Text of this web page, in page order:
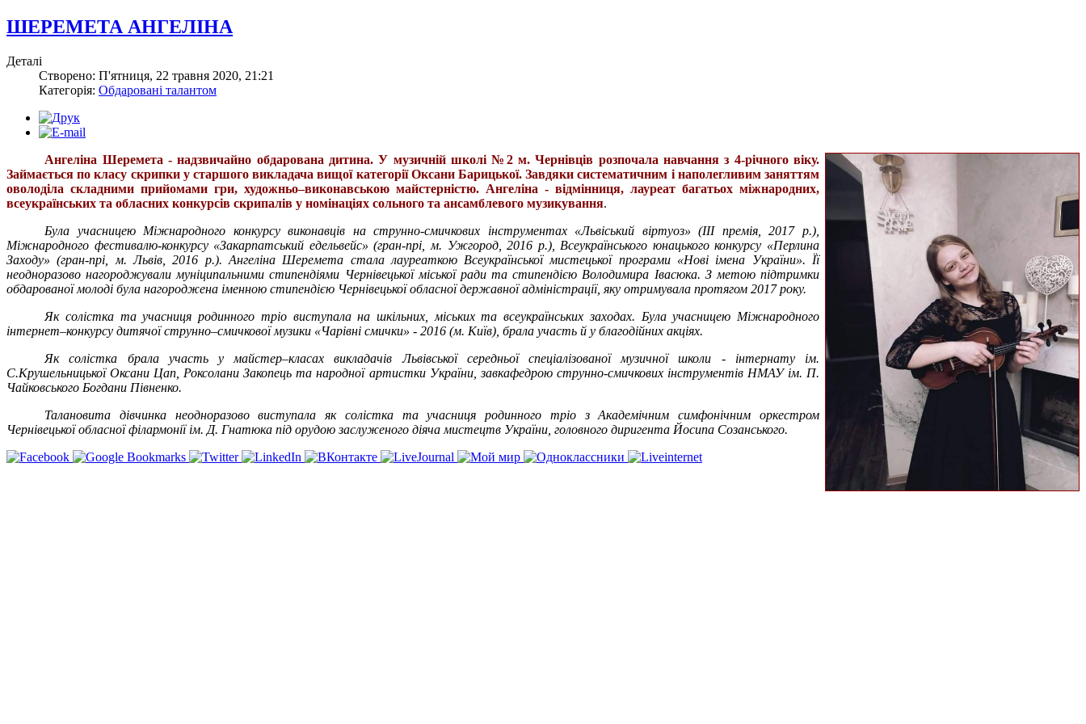
ШЕРЕМЕТА АНГЕЛІНА
Деталі
Створено: П'ятниця, 22 травня 2020, 21:21
Категорія: Обдаровані талантом
Ангеліна Шеремета - надзвичайно обдарована дитина. У музичній школі №2 м. Чернівців розпочала навчання з 4-річного віку.
Займається по класу скрипки у старшого викладача вищої категорії Оксани Барицької. Завдяки систематичним і наполегливим заняттям
оволоділа складними прийомами гри, художньо–виконавською майстерністю. Ангеліна - відмінниця, лауреат багатьох міжнародних,
всеукраїнських та обласних конкурсів скрипалів у номінаціях сольного та ансамблевого музикування.
Була учасницею Міжнародного конкурсу виконавців на струнно-смичкових інструментах «Львіський віртуоз» (ІІІ премія, 2017 р.),
Міжнародного фестивалю-конкурсу «Закарпатський едельвейс» (гран-прі, м. Ужгород, 2016 р.), Всеукраїнського юнацького конкурсу «Перлина
Заходу» (гран-прі, м. Львів, 2016 р.). Ангеліна Шеремета стала лауреаткою Всеукраїнської мистецької програми «Нові імена України». Її
неодноразово нагороджували муніципальними стипендіями Чернівецької міської ради та стипендією Володимира Івасюка. З метою підтримки
обдарованої молоді була нагороджена іменною стипендією Чернівецької обласної державної адміністрації, яку отримувала протягом 2017 року.
Як солістка та учасниця родинного тріо виступала на шкільних, міських та всеукраїнських заходах. Була учасницею Міжнародного
інтернет–конкурсу дитячої струнно–смичкової музики «Чарівні смички» - 2016 (м. Київ), брала участь й у благодійних акціях.
Як солістка брала участь у майстер–класах викладачів Львівської середньої спеціалізованої музичної школи - інтернату ім.
С.Крушельницької Оксани Цап, Роксолани Закопець та народної артистки України, завкафедрою струнно-смичкових інструментів НМАУ ім. П.
Чайковського Богдани Півненко.
Талановита дівчинка неодноразово виступала як солістка та учасниця родинного тріо з Академічним симфонічним оркестром
Чернівецької обласної філармонії ім. Д. Гнатюка під орудою заслуженого діяча мистецтв України, головного диригента Йосипа Созанського.